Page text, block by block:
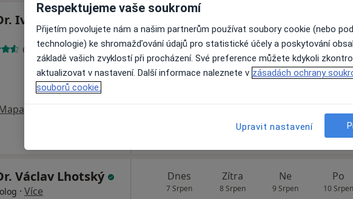
Ivana Málková
6 názorů
7 Srpen 8 Srpen 9 Srpen 10
Online rezervace termínu není k
Václav Lhotský
· Více
Dnes
7 Srpen
Zítra
8 Srpen
Ne
9 Srpen
Po
10 Srpen
Respektujeme vaše soukromí
Přijetím povolujete nám a našim partnerům používat soubory cookie (nebo
technologie) ke shromažďování údajů pro statistické účely a poskytování
základě vašich zvyklostí při procházení. Své preference můžete kdykoli
aktualizovat v nastavení. Další informace naleznete v zásadách ochrany
souborů cookie.
Upravit nastavení